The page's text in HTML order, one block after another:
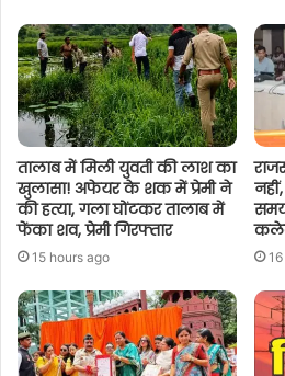
तालाब में मिली युवती की लाश का
खुलासा! अफेयर के शक में प्रेमी ने
की हत्या, गला घोंटकर तालाब में
फेंका शव, प्रेमी गिरफ्तार
15 hours ago